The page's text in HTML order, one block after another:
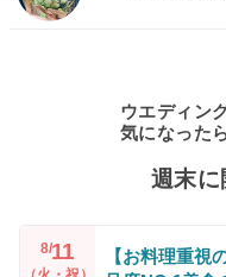
ウエディン
気になった
週末に
8/11
【お料理重視